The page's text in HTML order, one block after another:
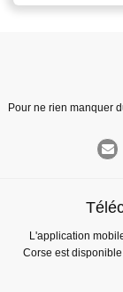
Pour ne rien manquer
L'application
Corse est